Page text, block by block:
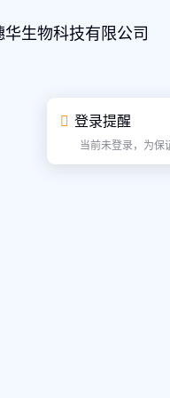
华生物科技有限公司
登录提醒
当前未登录，为保